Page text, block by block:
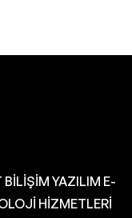
YAZILIM E-
HİZMETLERİ